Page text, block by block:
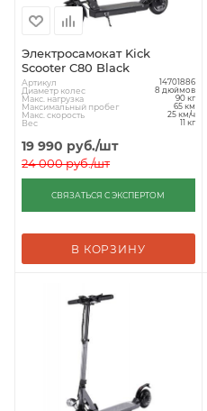
Электросамокат Kick
Scooter C80 Black
Артикул 14701886
Диаметр колес 8 дюймов
Макс. нагрузка 90 кг
Максимальный пробег 65 км
Макс. скорость 25 км/ч
Вес 11 кг
19 990 руб./шт
24 000руб./шт
СВЯЗАТЬСЯ С ЭКСПЕРТОМ
В КОРЗИНУ